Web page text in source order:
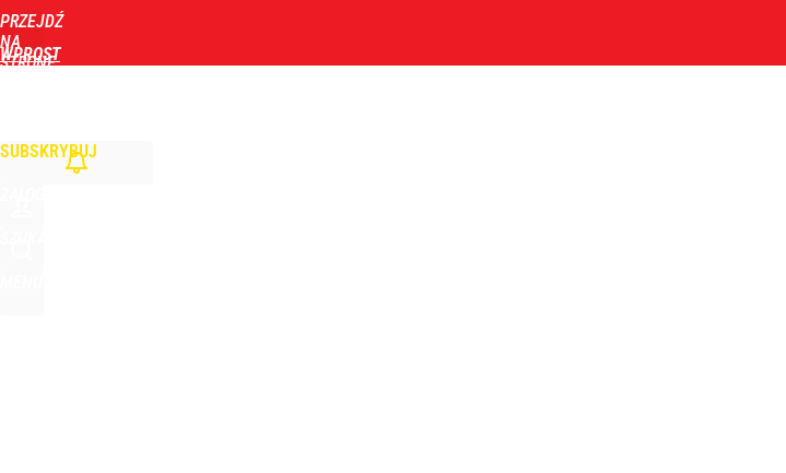
PRZEJDŹ
NA
STRONĘ
WPROST
SUBSKRYBUJ
dodaj